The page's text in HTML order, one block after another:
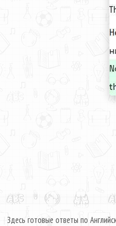
Здесь готовые ответы по